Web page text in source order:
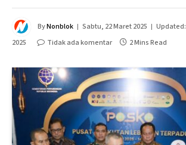
ByNonblok Sabtu, 22 Maret 2025 Updated:
2025
Tidak ada komentar 2 Mins Read